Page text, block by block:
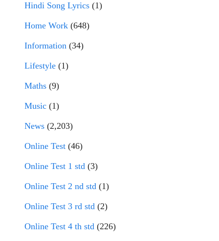
Hindi Song Lyrics (1)
Home Work (648)
Information (34)
Lifestyle (1)
Maths (9)
Music (1)
News (2,203)
Online Test (46)
Online Test 1 std (3)
Online Test 2 nd std (1)
Online Test 3 rd std (2)
Online Test 4 th std (226)